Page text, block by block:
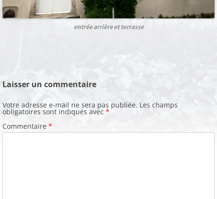
entrée arrière et terrasse
Laisser un commentaire
Votre adresse e-mail ne sera pas publiée. Les champs
obligatoires sont indiqués avec *
Commentaire *